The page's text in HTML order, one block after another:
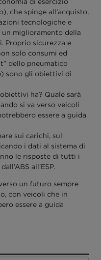
di esercizio
che spinge all’acquisto,
tecnologiche e
un miglioramento della
Proprio sicurezza e
solo consumi ed
dello pneumatico
sono gli obiettivi di
ha? Quale sarà
si va verso veicoli
essere a guida
sui carichi, sul
i dati al sistema di
le risposte di tutti i
all’ESP.
con veicoli che in
essere a guida